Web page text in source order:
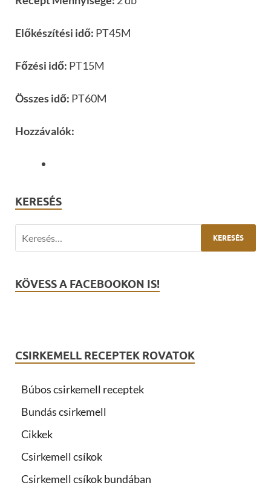
Előkészítési idő: PT45M
Főzési idő: PT15M
Összes idő: PT60M
Hozzávalók:
KERESÉS
KÖVESS A FACEBOOKON IS!
CSIRKEMELL RECEPTEK ROVATOK
Búbos csirkemell receptek
Bundás csirkemell
Cikkek
Csirkemell csíkok
Csirkemell csíkok bundában